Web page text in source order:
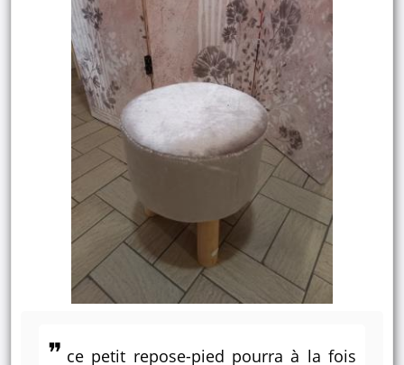
ce petit repose-pied pourra à la fois